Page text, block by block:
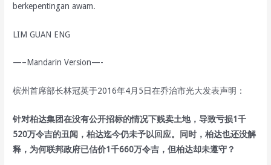
berkepentingan awam.
LIM GUAN ENG
—–Mandarin Version—-
槟州首席部长林冠英于2016年4月5日在乔治市光大发表声明：
针对柏达集团在没有公开招标的情况下贱卖土地，导致亏损1千
520万令吉的丑闻，柏达迄今仍未予以回应。同时，柏达也还没解
释，为何联邦政府已估价1千660万令吉，但柏达却未遵守？